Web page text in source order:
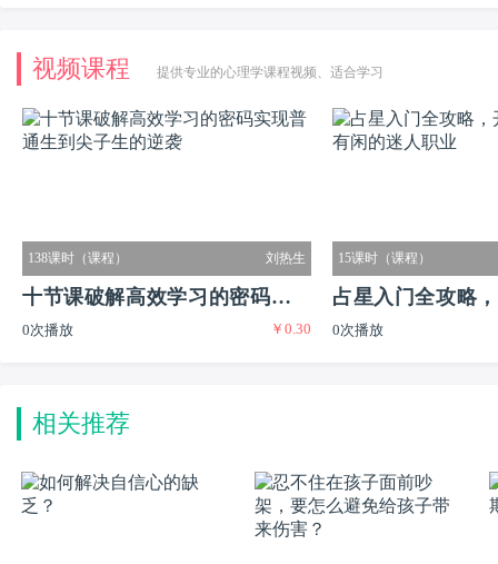
视频课程 提供专业的心理学课程视频、适合学习
138课时（课程） 刘热生
十节课破解高效学习的密码实现
普通生到尖子生的逆袭
0次播放 ￥0.30
15课时（课程）
占星入门全攻略
又有闲的迷人职业
0次播放
相关推荐